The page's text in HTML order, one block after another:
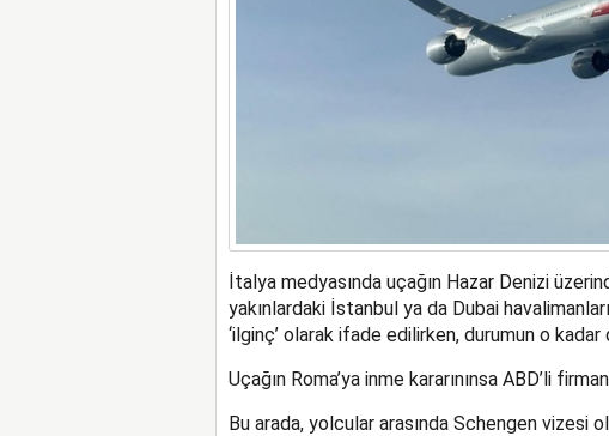
İtalya medyasında uçağın Hazar Denizi
yakınlardaki İstanbul ya da Dubai
‘ilginç’ olarak ifade edilirken, durumun o kadar
Uçağın Roma’ya inme kararınınsa ABD’li
Bu arada, yolcular arasında Schengen vizesi